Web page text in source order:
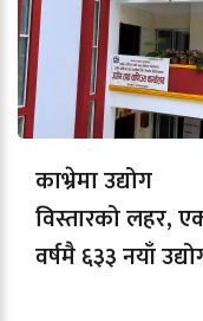
काभ्रेमा उद्योग
विस्तारको लहर,
वर्षमै ६३३ नयाँ